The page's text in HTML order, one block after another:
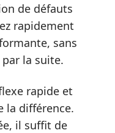
de défauts
rapidement
sans
la suite.
rapide et
la différence.
il suffit de